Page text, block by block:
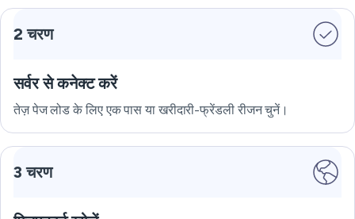
2 चरण
सर्वर से कनेक्ट करें
तेज़ पेज लोड के लिए एक पास या खरीदारी-फ्रेंडली रीजन चुनें।
3 चरण